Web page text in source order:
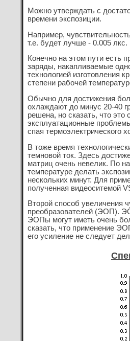
Можно утверждать с
времени экспозиции.
Например,
т.е. будет лучше - 0.005 лкс.
Конечно на этом пути есть
заряды, накапливаемые
технологией изготовления
степени рабочей
Обычно для достижения
охлаждают до минус 20-40
решена, но сказать, что это
эксплуатационные
спая термоэлектрического
В тоже время
темновой ток. Здесь
матриц очень невелик. По
температуре делать
нескольких минут. Для
полученная видеоситемой
Второй способ увеличения
преобразователей (ЭОП).
ЭОПы могут иметь очень
сказать, что применение
его усиление не следует